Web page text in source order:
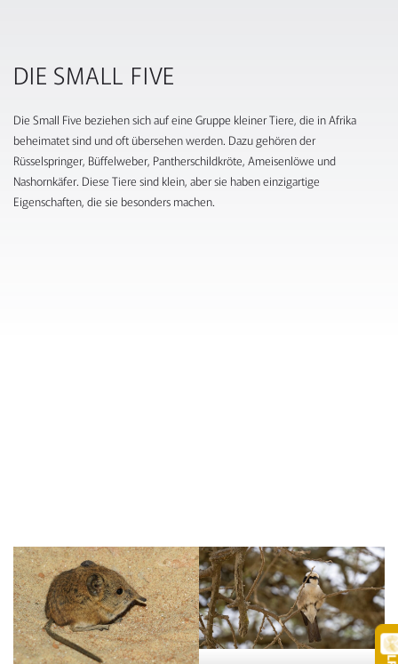
DIE SMALL FIVE
Die Small Five beziehen sich auf eine Gruppe kleiner Tiere, die in Afrika
beheimatet sind und oft übersehen werden. Dazu gehören der
Rüsselspringer, Büffelweber, Pantherschildkröte, Ameisenlöwe und
Nashornkäfer. Diese Tiere sind klein, aber sie haben einzigartige
Eigenschaften, die sie besonders machen.